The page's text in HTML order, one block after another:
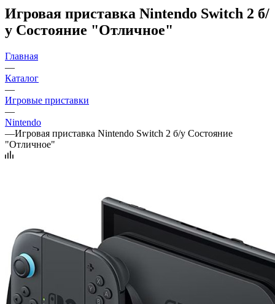
Игровая приставка Nintendo Switch 2 б/
у Состояние "Отличное"
Главная
—
Каталог
—
Игровые приставки
—
Nintendo
—Игровая приставка Nintendo Switch 2 б/у Состояние
"Отличное"